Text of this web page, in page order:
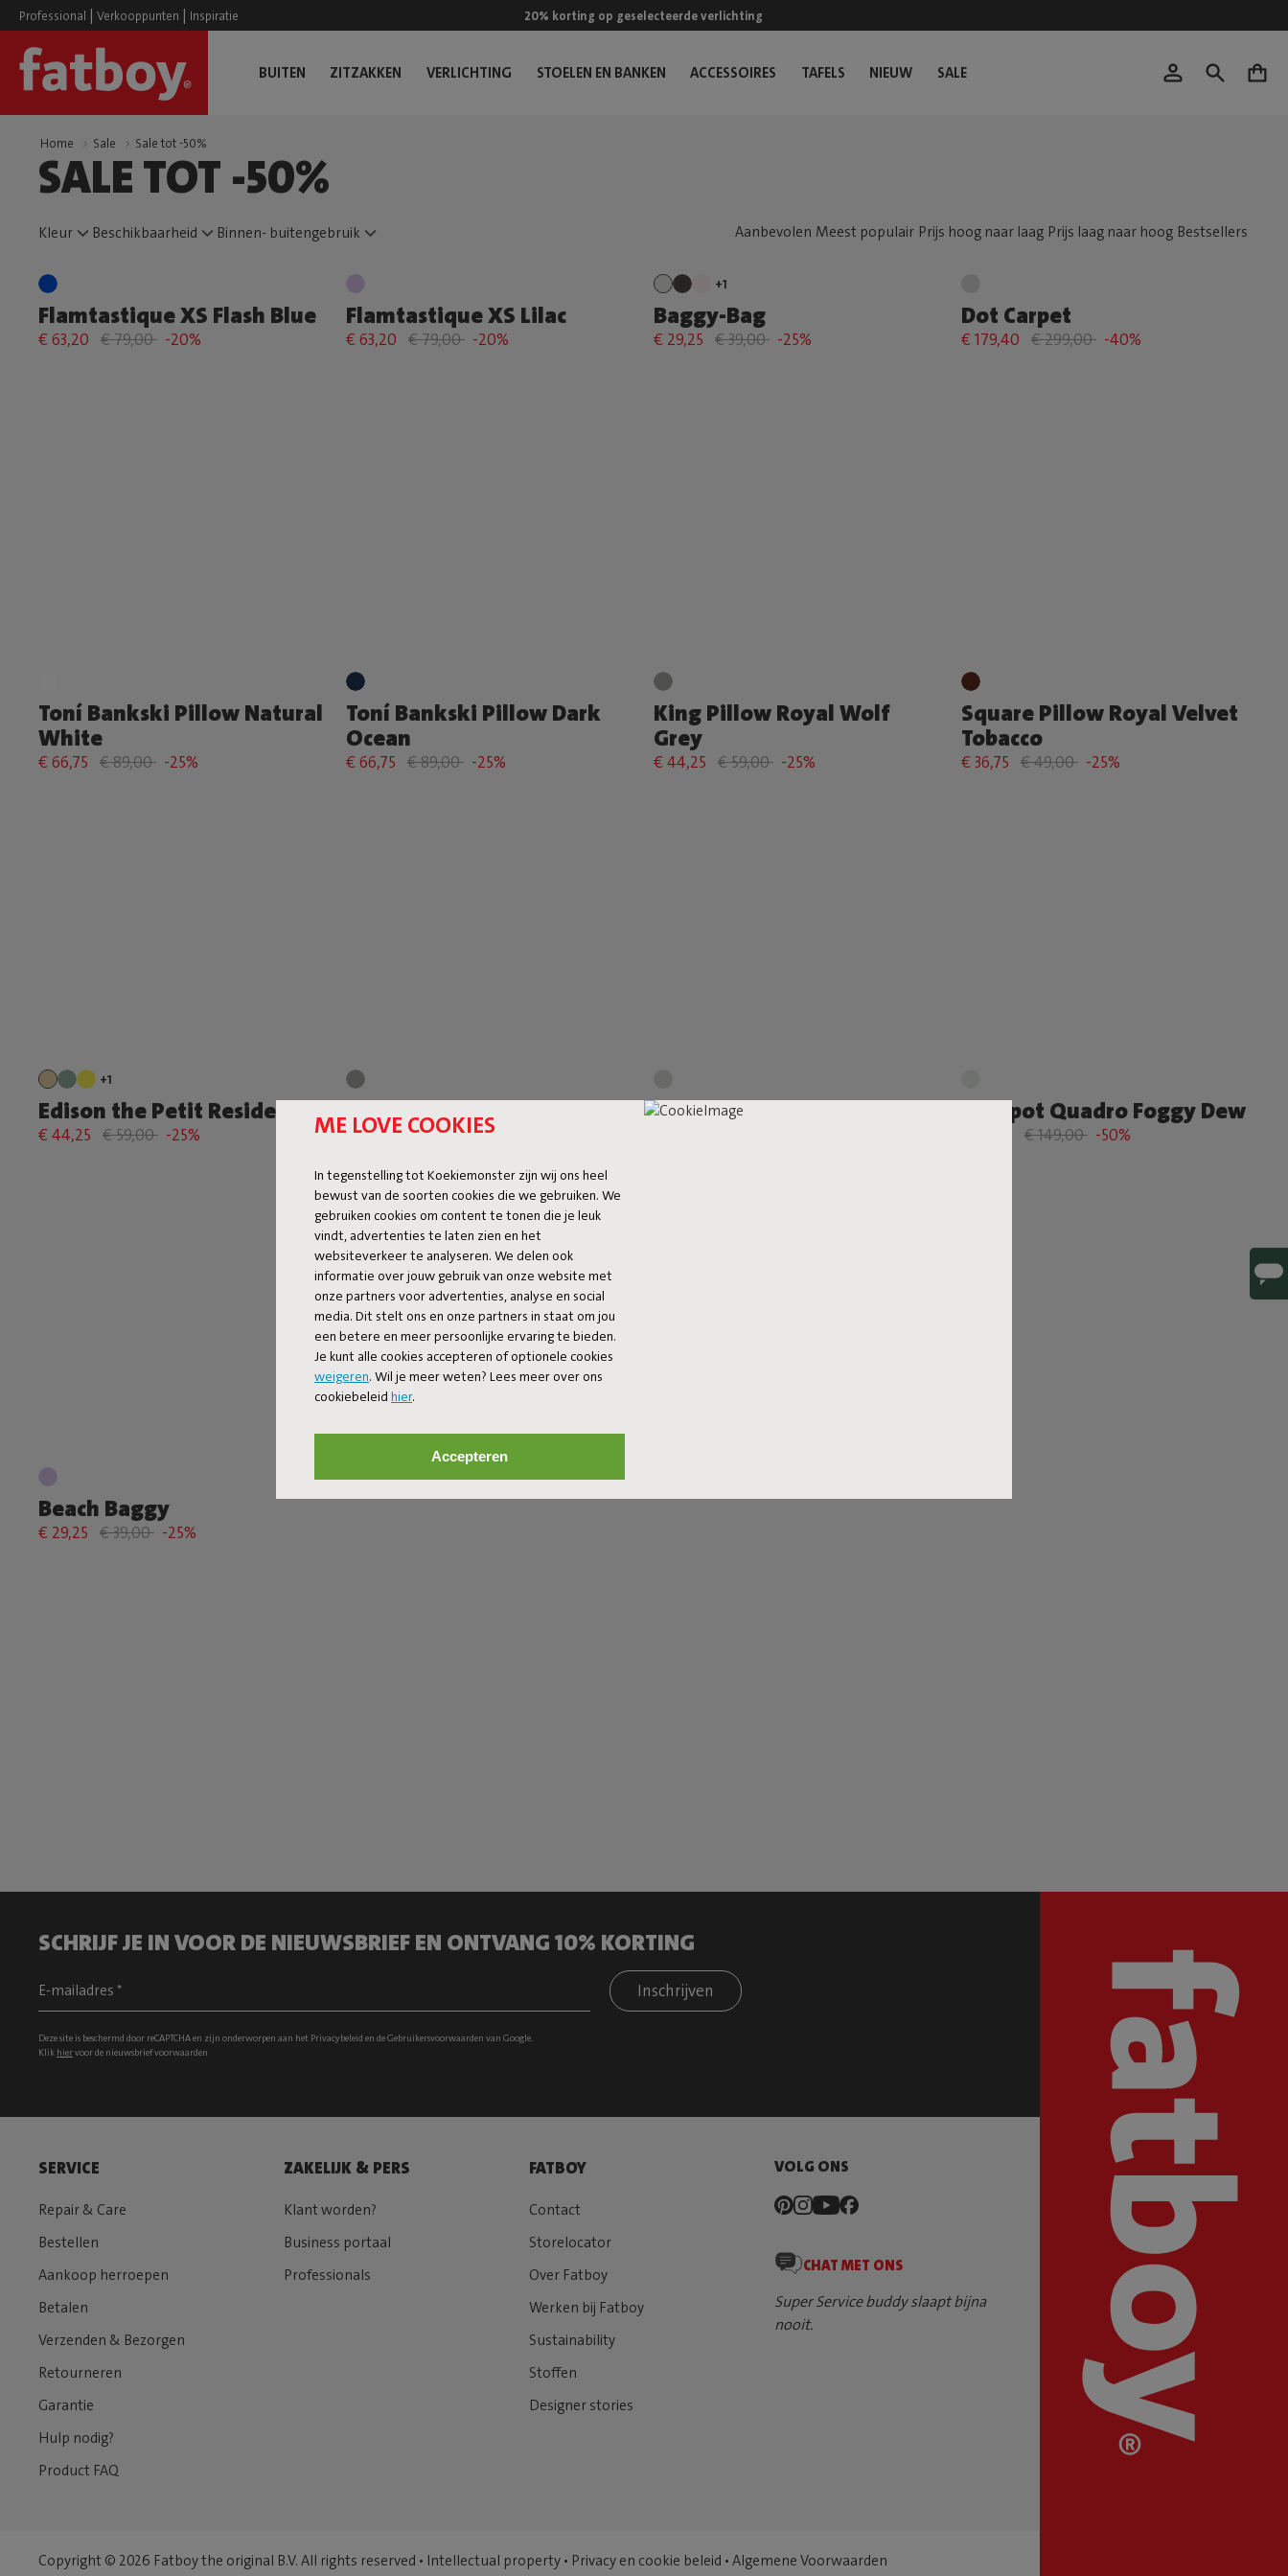
ME LOVE COOKIES
In tegenstelling tot Koekiemonster zijn wij ons heel
bewust van de soorten cookies die we gebruiken. We
gebruiken cookies om content te tonen die je leuk
vindt, advertenties te laten zien en het
websiteverkeer te analyseren. We delen ook
informatie over jouw gebruik van onze website met
onze partners voor advertenties, analyse en social
media. Dit stelt ons en onze partners in staat om jou
een betere en meer persoonlijke ervaring te bieden.
Je kunt alle cookies accepteren of optionele cookies
weigeren. Wil je meer weten? Lees meer over ons
cookiebeleid hier.
Accepteren
Professional | Verkooppunten | Inspiratie 20% korting op geselecteerde verlichting
BUITEN ZITZAKKEN VERLICHTING STOELEN EN BANKEN ACCESSOIRES TAFELS NIEUW SALE 0
Home Sale Sale tot -50%
SALE TOT -50%
Kleur Beschikbaarheid Binnen- buitengebruik
Flamtastique XS Flash Blue
€ 63,20 € 79,00 -20%
Flamtastique XS Lilac
€ 63,20 € 79,00 -20%
+1
Baggy-Bag
€ 29,25 € 39,00 -25%
Dot Carpet
€ 179,40 € 299,00 -40%
Toní Bankski Pillow Natural
White
€ 66,75 € 89,00 -25%
Toní Bankski Pillow Dark
Ocean
€ 66,75 € 89,00 -25%
King Pillow Royal Wolf
Grey
€ 44,25 € 59,00 -25%
Square Pillow Royal Velvet
Tobacco
€ 36,75 € 49,00 -25%
+1
Edison the Petit Residence
€ 44,25 € 59,00 -25%
Adoreganizer Wolf Grey
€ 164,25 € 219,00 -25%
Hotspot Quadro Cool Grey Hotspot Quadro Foggy Dew
€ 149,00 -50%
Beach Baggy
€ 29,25 € 39,00 -25%
SCHRIJF JE IN VOOR DE NIEUWSBRIEF EN ONTVANG 10% KORTING
Inschrijven
Deze site is beschermd door reCAPTCHA en zijn onderworpen aan het Privacybeleid en deGebruikersvoorwaarden van Google.
Klik hiervoor de nieuwsbrief voorwaarden
SERVICE
Repair & Care
Bestellen
Aankoop herroepen
Betalen
Verzenden & Bezorgen
Retourneren
Garantie
Hulp nodig?
Product FAQ
ZAKELIJK & PERS
Klant worden?
Business portaal
Professionals
FATBOY
Contact
Storelocator
Over Fatboy
Werken bij Fatboy
Sustainability
Stoffen
Designer stories
VOLG ONS
CHAT MET ONS
Super Service buddy slaapt bijna
nooit.
Copyright © 2026 Fatboy the original B.V. All rights reserved • Intellectual property • Privacy en cookie beleid • Algemene Voorwaarden